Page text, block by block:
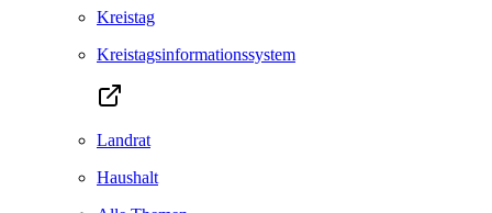
Kreistag
Kreistagsinformationssystem
Landrat
Haushalt